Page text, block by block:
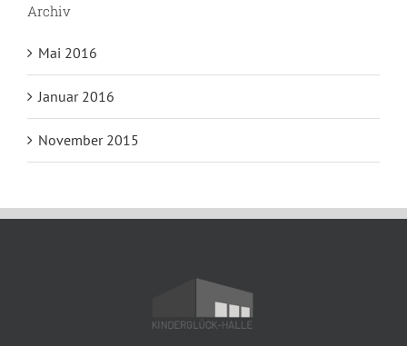
Archiv
Mai 2016
Januar 2016
November 2015